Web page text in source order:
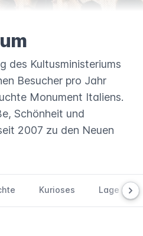
des Kultusministeriums
Besucher pro Jahr
Monument Italiens.
Schönheit und
2007 zu den Neuen
Kurioses Lage und